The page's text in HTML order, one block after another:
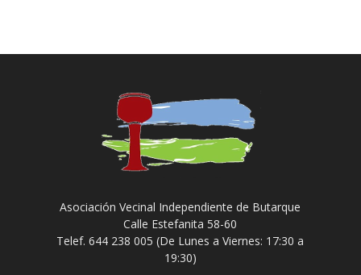
Asociación Vecinal Independiente de Butarque
Calle Estefanita 58-60
Telef. 644 238 005 (De Lunes a Viernes: 17:30 a
19:30)